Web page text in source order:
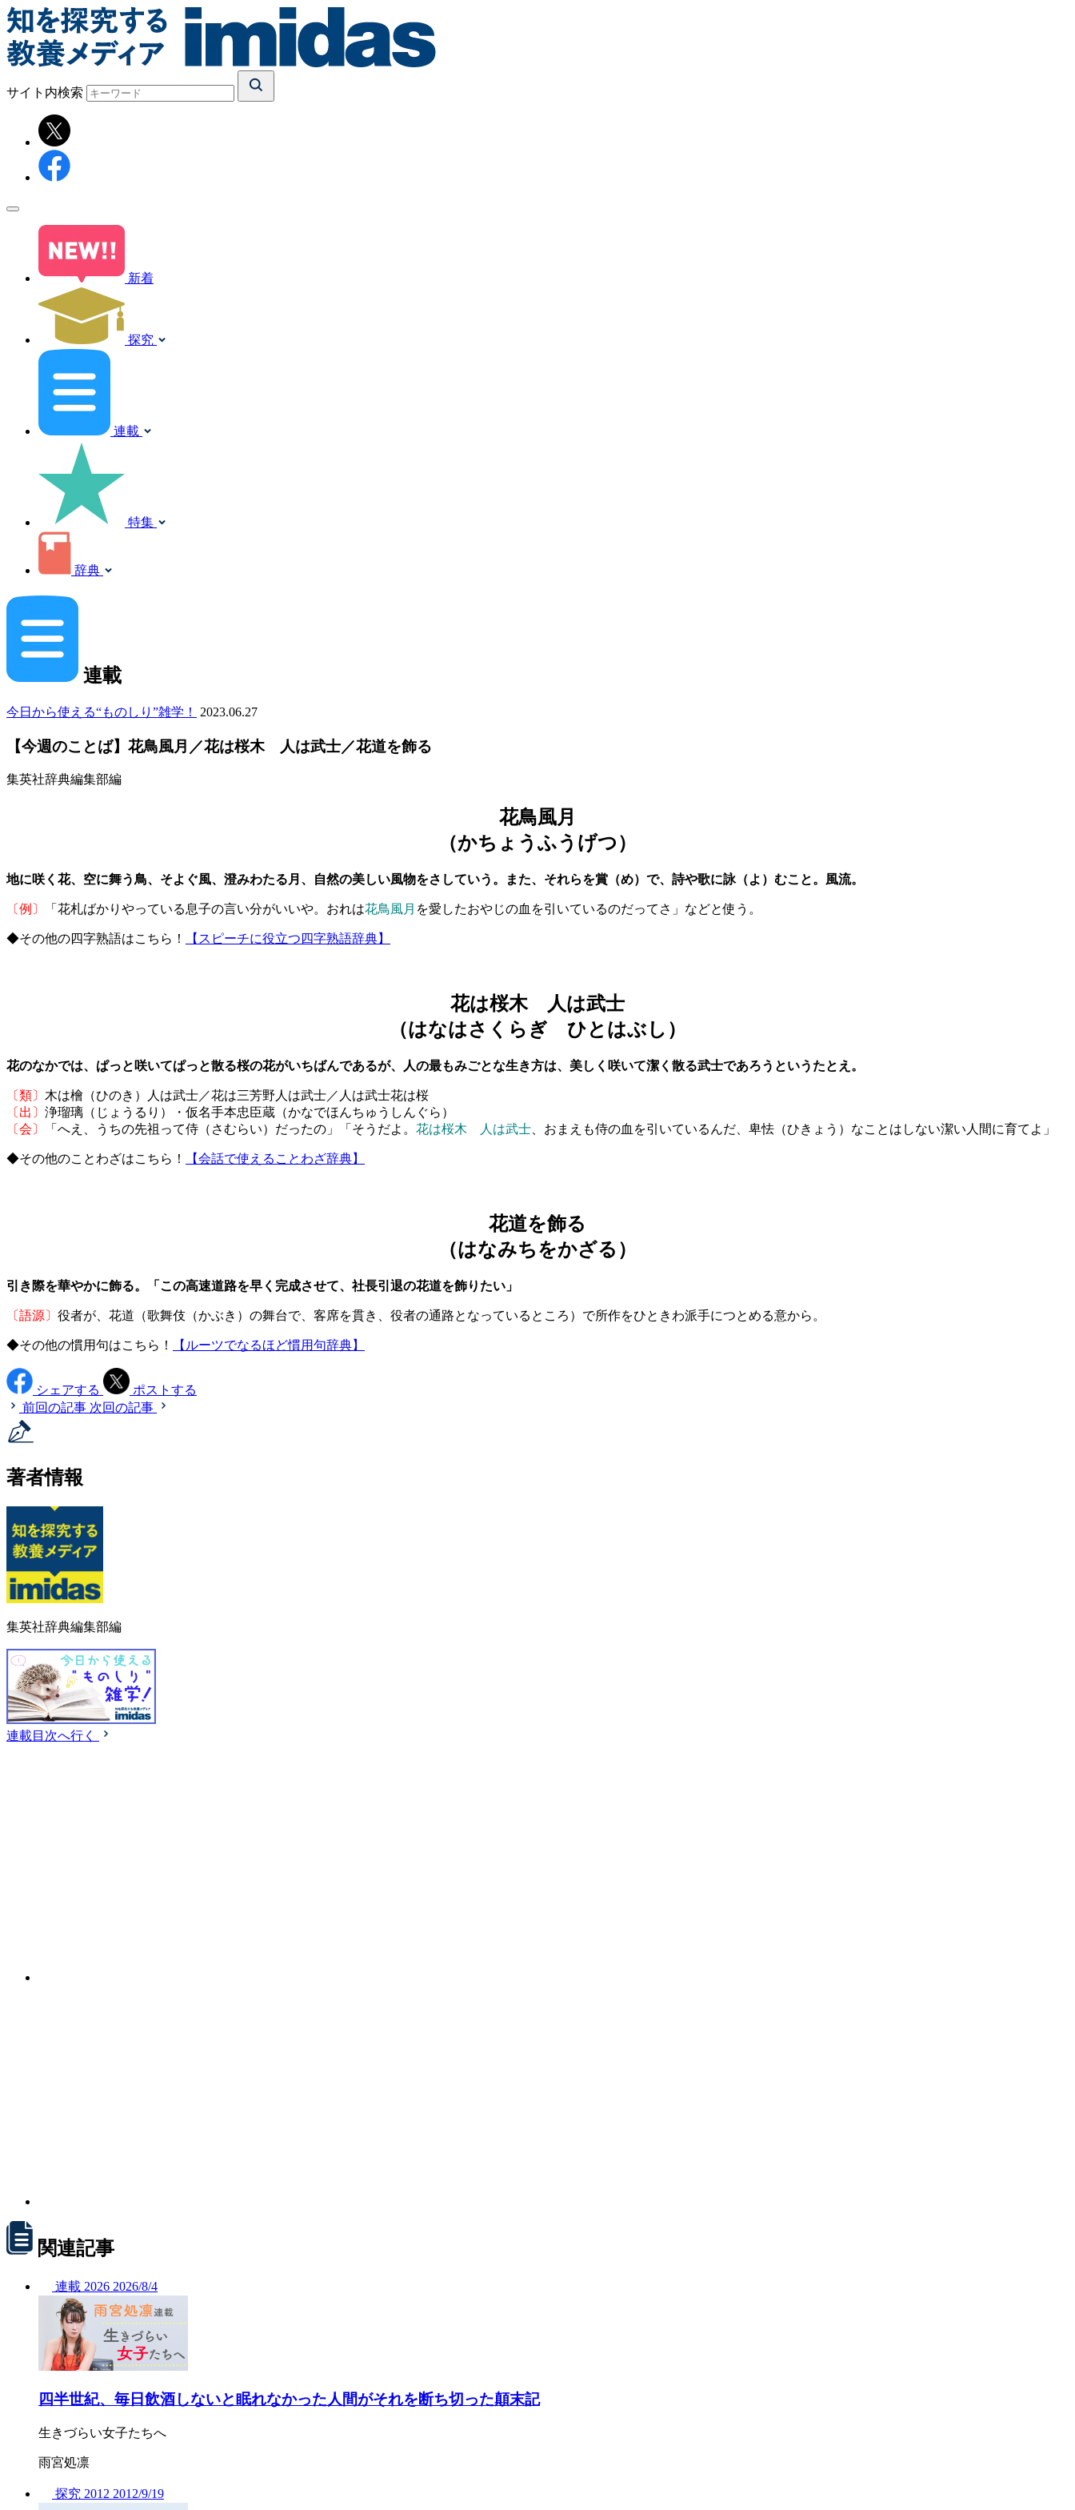
サイト内検索
新着
探究
連載
特集
辞典
連載
今日から使える“ものしり”雑学！ 2023.06.27
【今週のことば】花鳥風月／花は桜木 人は武士／花道を飾る
集英社辞典編集部編
花鳥風月
（かちょうふうげつ）
地に咲く花、空に舞う鳥、そよぐ風、澄みわたる月、自然の美しい風物をさしていう。また、それらを賞（め）で、詩や歌に詠（よ）むこと。風流。
〔例〕 「花札ばかりやっている息子の言い分がいいや。おれは花鳥風月 を愛したおやじの血を引いているのだってさ」などと使う。
◆その他の四字熟語はこちら！ 【スピーチに役立つ四字熟語辞典】
花は桜木 人は武士
（はなはさくらぎ ひとはぶし）
花のなかでは、ぱっと咲いてぱっと散る桜の花がいちばんであるが、人の最もみごとな生き方は、美しく咲いて潔く散る武士であろうというたとえ。
〔類〕 木は檜（ひのき）人は武士／花は三芳野人は武士／人は武士花は桜
〔出〕 浄瑠璃（じょうるり）・仮名手本忠臣蔵（かなでほんちゅうしんぐら）
〔会〕
「へえ、うちの先祖って侍（さむらい）だったの」「そうだよ。 花は桜木 人は武士 、おまえも侍の血を引いているんだ、卑怯（ひきょう）なことはしない潔い人間に育てよ」
◆その他のことわざはこちら！ 【会話で使えることわざ辞典】
花道を飾る
（はなみちをかざる）
引き際を華やかに飾る。「この高速道路を早く完成させて、社長引退の花道を飾りたい」
〔語源〕 役者が、花道（歌舞伎（かぶき）の舞台で、客席を貫き、役者の通路となっているところ）で所作をひときわ派手につとめる意から。
◆その他の慣用句はこちら！ 【ルーツでなるほど慣用句辞典】
シェアする
ポストする
前回の記事 次回の記事
著者情報
集英社辞典編集部編
連載目次へ行く
関連記事
連載 2026 2026/8/4
四半世紀、毎日飲酒しないと眠れなかった人間がそれを断ち切った顛末記
生きづらい女子たちへ
雨宮処凛
探究 2012 2012/9/19